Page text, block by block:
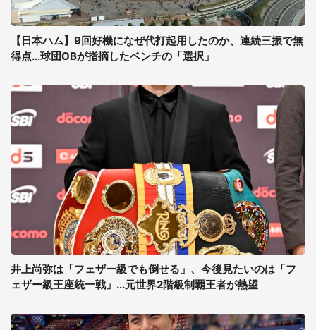
【日本ハム】9回好機になぜ代打起用したのか、連続三振で無
得点...球団OBが指摘したベンチの「選択」
井上尚弥は「フェザー級でも倒せる」、今後見たいのは「フ
ェザー級王座統一戦」...元世界2階級制覇王者が熱望